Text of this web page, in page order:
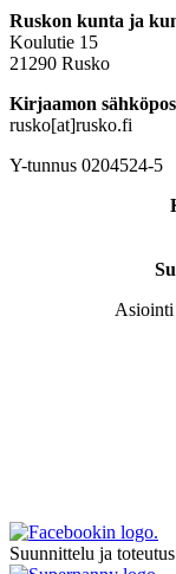
Ruskon kunta ja
Koulutie 15
21290 Rusko
Kirjaamon
rusko[at]rusko.fi
Y-tunnus 0204524-5
Asiointi
Suunnittelu ja